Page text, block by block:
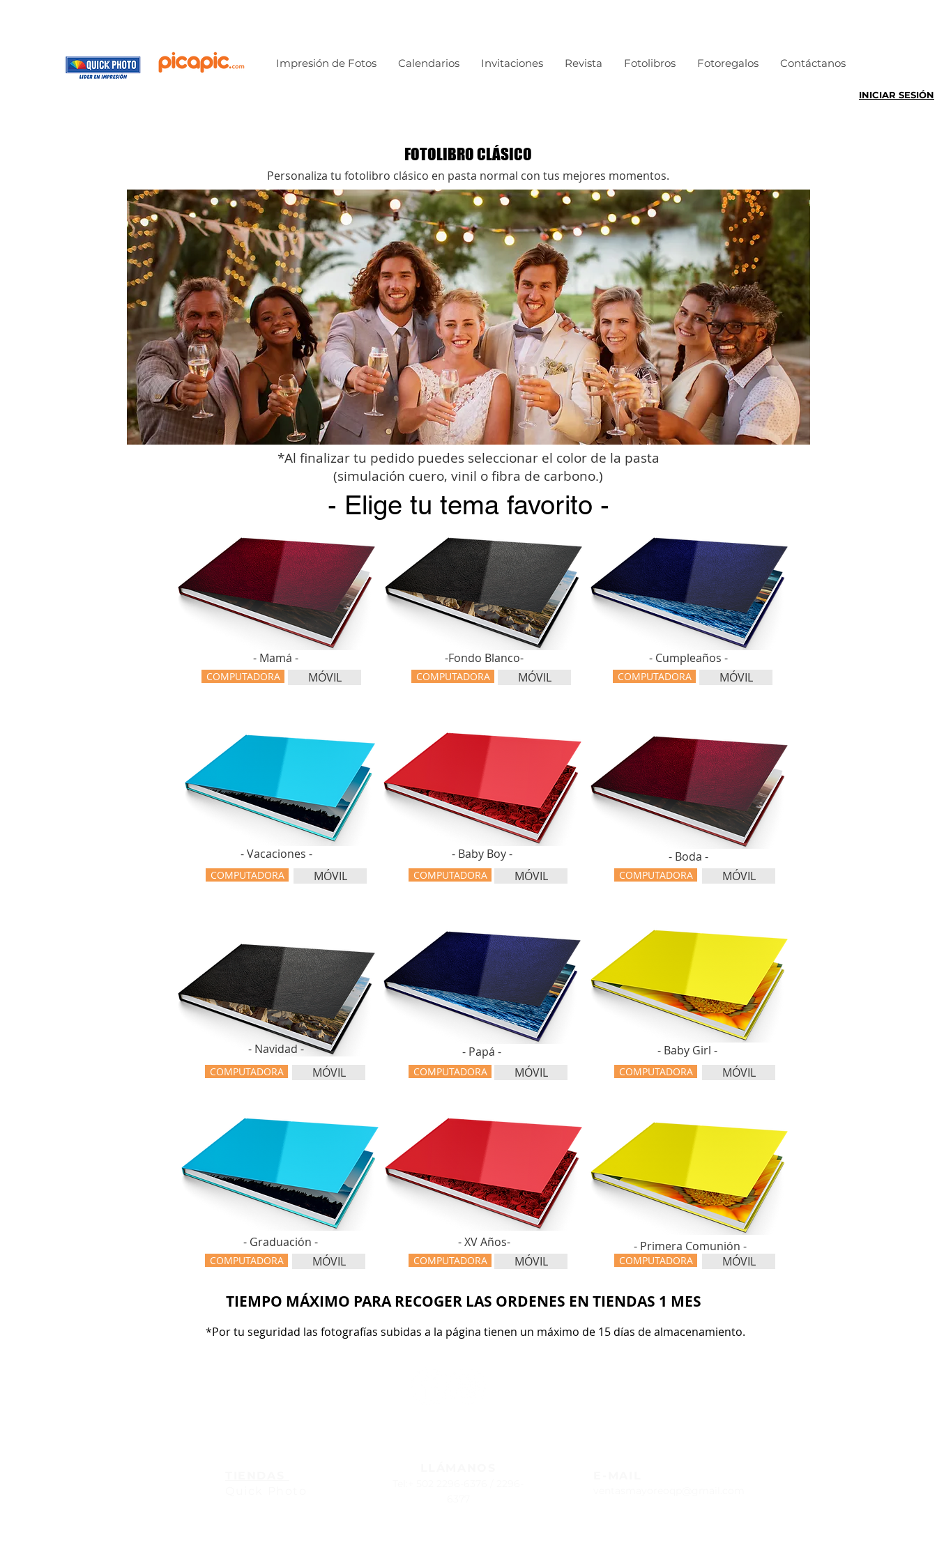
Impresión de Fotos Calendarios Invitaciones Revista Fotolibros Fotoregalos Contáctanos
INICIAR SESIÓN
FOTOLIBRO CLÁSICO
Personaliza tu fotolibro clásico en pasta normal con tus mejores momentos.
*Al finalizar tu pedido puedes seleccionar el color de la pasta
(simulación cuero, vinil o fibra de carbono.)
- Elige tu tema favorito -
- Mamá -
COMPUTADORA MÓVIL
-Fondo Blanco-
COMPUTADORA MÓVIL
- Vacaciones -
COMPUTADORA MÓVIL
- Baby Boy -
COMPUTADORA MÓVIL
- Navidad -
COMPUTADORA MÓVIL
- Papá -
COMPUTADORA MÓVIL
- Graduación - - XV Años-
COMPUTADORA MÓVIL COMPUTADORA MÓVIL
- Cumpleaños -
COMPUTADORA MÓVIL
- Boda -
COMPUTADORA MÓVIL
- Baby Girl -
COMPUTADORA MÓVIL
- Primera Comunión -
COMPUTADORA MÓVIL
TIEMPO MÁXIMO PARA RECOGER LAS ORDENES EN TIENDAS 1 MES
*Por tu seguridad las fotografías subidas a la página tienen un máximo de 15 días de almacenamiento.